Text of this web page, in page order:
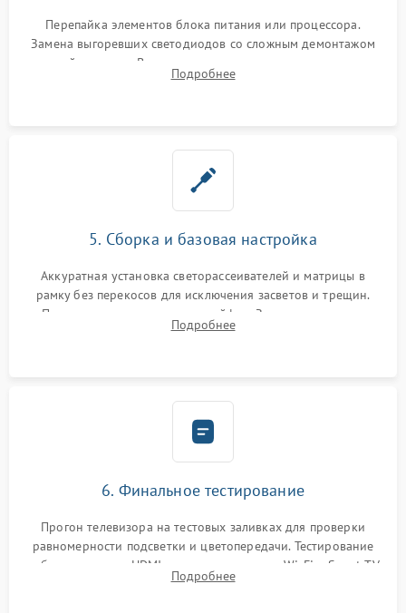
Перепайка элементов блока питания или процессора.
Замена выгоревших светодиодов со сложным демонтажом
хрупкой матрицы. Восстановление поврежденных дорожек,
прошивка микросхем памяти EEPROM
Подробнее
5. Сборка и базовая настройка
Аккуратная установка светорассеивателей и матрицы в
рамку без перекосов для исключения засветов и трещин.
Подключение внутренних шлейфов. Закрытие корпуса.
Сброс настроек и обновление программного обеспечения.
Подробнее
6. Финальное тестирование
Прогон телевизора на тестовых заливках для проверки
равномерности подсветки и цветопередачи. Тестирование
работы разъемов HDMI, динамиков, модуля Wi-Fi и Smart TV
в рабочем режиме в течение нескольких часов.
Подробнее